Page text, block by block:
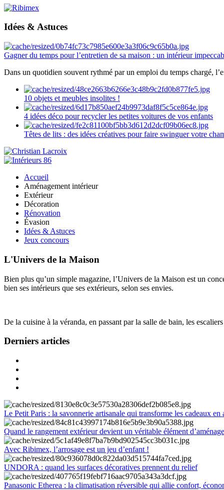
Idées & Astuces
Gagner du temps pour l’entretien de sa maison : un intérieur
Dans un quotidien souvent rythmé par un emploi du temps chargé,
10 objets et meubles insolites !
4 idées déco pour recycler les petites voitures de vos enfants
Têtes de lits : des idées créatives pour faire swinguer votre
Accueil
Aménagement intérieur
Extérieur
Décoration
Rénovation
Évasion
Idées & Astuces
Jeux concours
L'Univers de la Maison
Bien plus qu’un simple magazine, l’Univers de la Maison est un
bien ses intérieurs que ses extérieurs, selon ses envies.
De la cuisine à la véranda, en passant par la salle de bain, les
Derniers articles
Le Petit Paris : la savonnerie artisanale qui transforme les cadeaux en
Quand le rangement extérieur devient un véritable élément
Avec Ribimex, l’arrosage est un jeu d’enfant !
UNDORA : quand les surfaces décoratives prennent du relief
Panasonic Etherea : la climatisation réversible qui allie confort,